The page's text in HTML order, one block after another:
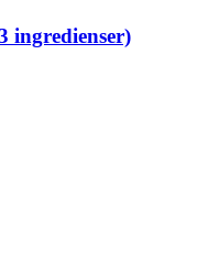
ingredienser)